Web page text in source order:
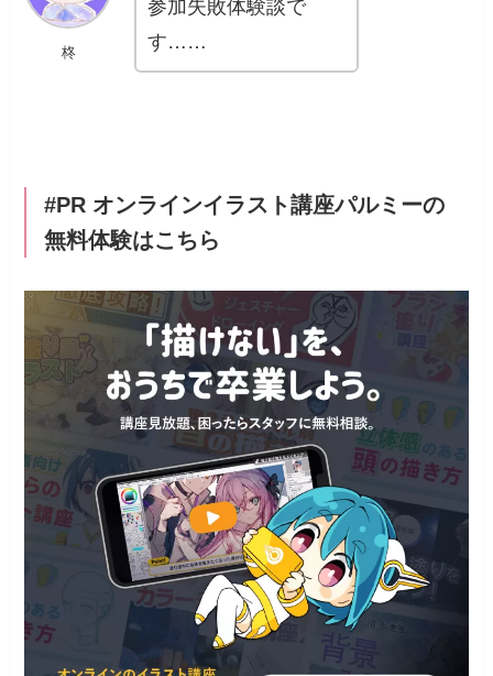
柊
参加失敗体験談で
す……
#PR オンラインイラスト講座パルミーの
無料体験はこちら